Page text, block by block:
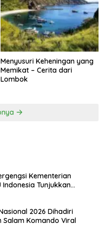
Menyusuri Keheningan yang
Memikat – Cerita dari
Lombok
Kementerian
Tunjukkan
2026 Dihadiri
Salam Komando Viral